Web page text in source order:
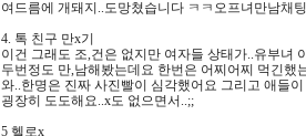
여드름에 개돼지..도망쳤습니다 ㅋㅋ오프녀만남채
4. 톡 친구 만x기
이건 그래도 조,건은 없지만 여자들 상태가..유부녀
두번정도 만,남해봤는데요 한번은 어찌어찌 먹긴했
와..한명은 진짜 사진빨이 심각했어요 그리고 애들이
굉장히 도도해요..x도 없으면서..;;
5 헬로x